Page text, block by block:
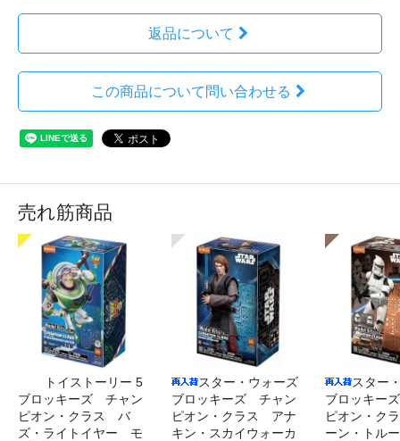
返品について
この商品について問い合わせる
売れ筋商品
トイストーリー 5
ブロッキーズ チャン
ピオン・クラス バ
ズ・ライトイヤー モ
スター・ウォーズ
ブロッキーズ チャン
ピオン・クラス アナ
キン・スカイウォーカ
スター
ブロッキー
ピオン・ク
ーン・トル